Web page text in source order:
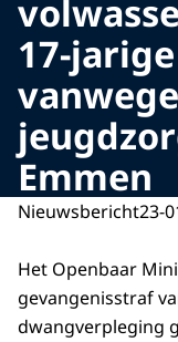
17-
Emmen
Nieuwsbericht23-
Het Openbaar
gevangenisstraf
dwangverpleging